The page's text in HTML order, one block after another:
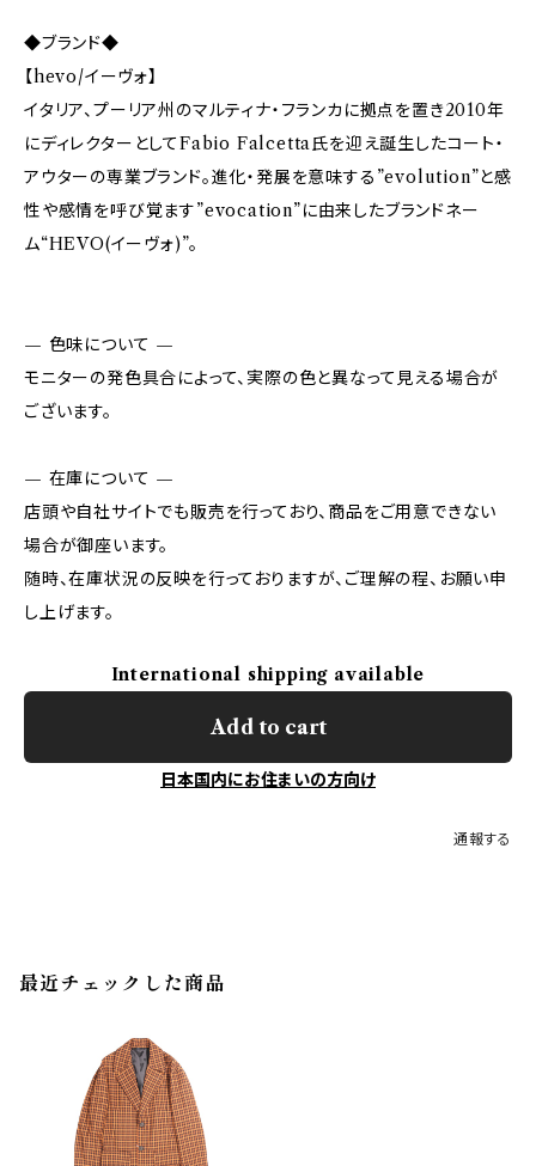
◆ブランド◆
【hevo/イーヴォ】
イタリア、プーリア州のマルティナ・フランカに拠点を置き2010年
にディレクターとしてFabio Falcetta氏を迎え誕生したコート・
アウターの専業ブランド。進化・発展を意味する”evolution”と感
性や感情を呼び覚ます”evocation”に由来したブランドネー
ム“HEVO(イーヴォ)”。
— 色味について —
モニターの発色具合によって、実際の色と異なって見える場合が
ございます。
— 在庫について —
店頭や自社サイトでも販売を行っており、商品をご用意できない
場合が御座います。
随時、在庫状況の反映を行っておりますが、ご理解の程、お願い申
し上げます。
International shipping available
Add to cart
日本国内にお住まいの方向け
通報する
最近チェックした商品